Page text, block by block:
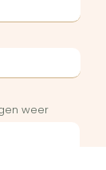
weer